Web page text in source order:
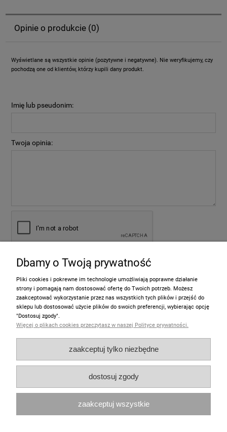
Opinie o produkcie (0)
Wyświetlane są wszystkie opinie (pozytywne i negatywne). Nie weryfikujemy, czy
pochodzą one od klientów, którzy kupili dany produkt.
Imię lub pseudonim:
Twoja opinia:
Informacje
Moje konto
Polecamy
Dbamy o Twoją prywatność
Pliki cookies i pokrewne im technologie umożliwiają poprawne działanie
strony i pomagają nam dostosować ofertę do Twoich potrzeb. Możesz
zaakceptować wykorzystanie przez nas wszystkich tych plików i przejść do
sklepu lub dostosować użycie plików do swoich preferencji, wybierając opcję
"Dostosuj zgody".
Więcej o plikach cookies przeczytasz w naszej Polityce prywatności.
zaakceptuj tylko niezbędne
dostosuj zgody
zaakceptuj wszystkie